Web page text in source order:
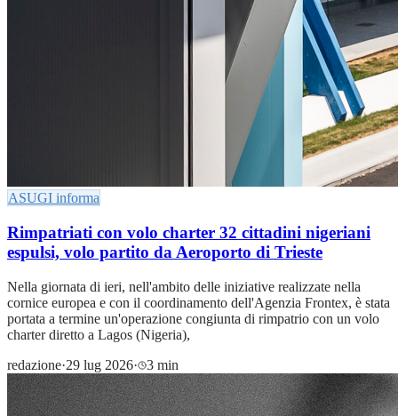
ASUGI informa
Rimpatriati con volo charter 32 cittadini nigeriani
espulsi, volo partito da Aeroporto di Trieste
Nella giornata di ieri, nell'ambito delle iniziative realizzate nella
cornice europea e con il coordinamento dell'Agenzia Frontex, è stata
portata a termine un'operazione congiunta di rimpatrio con un volo
charter diretto a Lagos (Nigeria),
redazione·29 lug 2026· 3 min